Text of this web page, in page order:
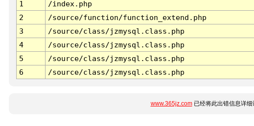
1
/index.php
2
/source/function/function_extend.php
3
/source/class/jzmysql.class.php
4
/source/class/jzmysql.class.php
5
/source/class/jzmysql.class.php
6
/source/class/jzmysql.class.php
www.365jz.com已经将此出错信息详细